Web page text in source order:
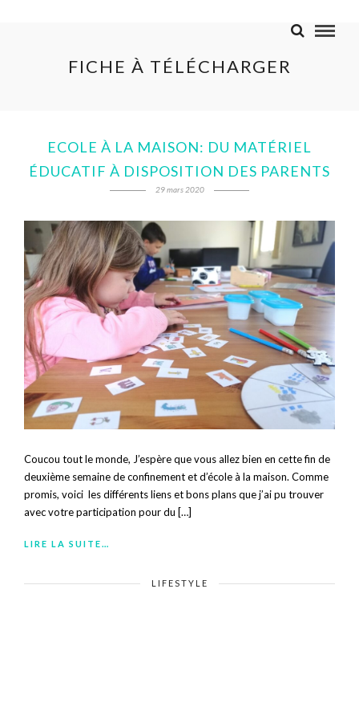
FICHE À TÉLÉCHARGER
ECOLE À LA MAISON: DU MATÉRIEL
ÉDUCATIF À DISPOSITION DES PARENTS
29 mars 2020
Coucou tout le monde, J’espère que vous allez bien en cette fin de
deuxième semaine de confinement et d’école à la maison. Comme
promis, voici les différents liens et bons plans que j’ai pu trouver
avec votre participation pour du […]
LIRE LA SUITE…
LIFESTYLE